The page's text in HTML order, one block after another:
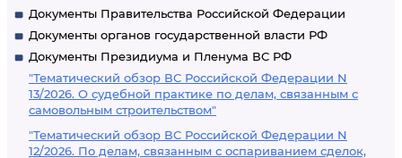
Документы Правительства Российской Федерации
Документы органов государственной власти РФ
Документы Президиума и Пленума ВС РФ
"Тематический обзор ВС Российской Федерации N
13/2026. О судебной практике по делам, связанным с
самовольным строительством"
"Тематический обзор ВС Российской Федерации N
12/2026. По делам, связанным с оспариванием сделок,